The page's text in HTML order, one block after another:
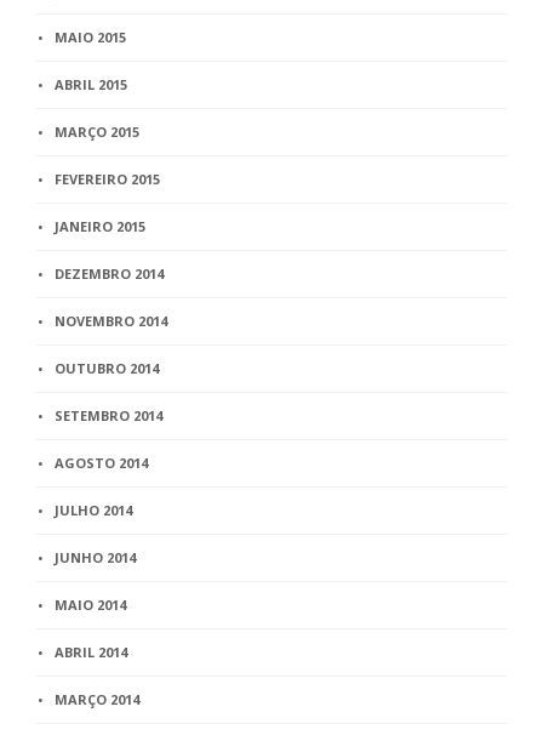
MAIO 2015
ABRIL 2015
MARÇO 2015
FEVEREIRO 2015
JANEIRO 2015
DEZEMBRO 2014
NOVEMBRO 2014
OUTUBRO 2014
SETEMBRO 2014
AGOSTO 2014
JULHO 2014
JUNHO 2014
MAIO 2014
ABRIL 2014
MARÇO 2014